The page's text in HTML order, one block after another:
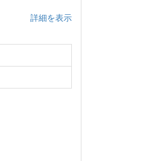
詳細を表示